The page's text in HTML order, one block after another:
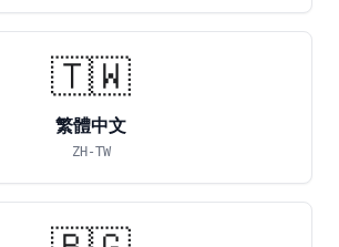
🇹🇼
繁體中文
ZH-TW